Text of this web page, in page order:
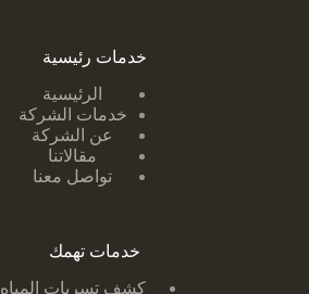
خدمات رئيسية
الرئيسية
خدمات الشركة
عن الشركة
مقالاتنا
تواصل معنا
خدمات تهمك
كشف تسربات ا لمياه